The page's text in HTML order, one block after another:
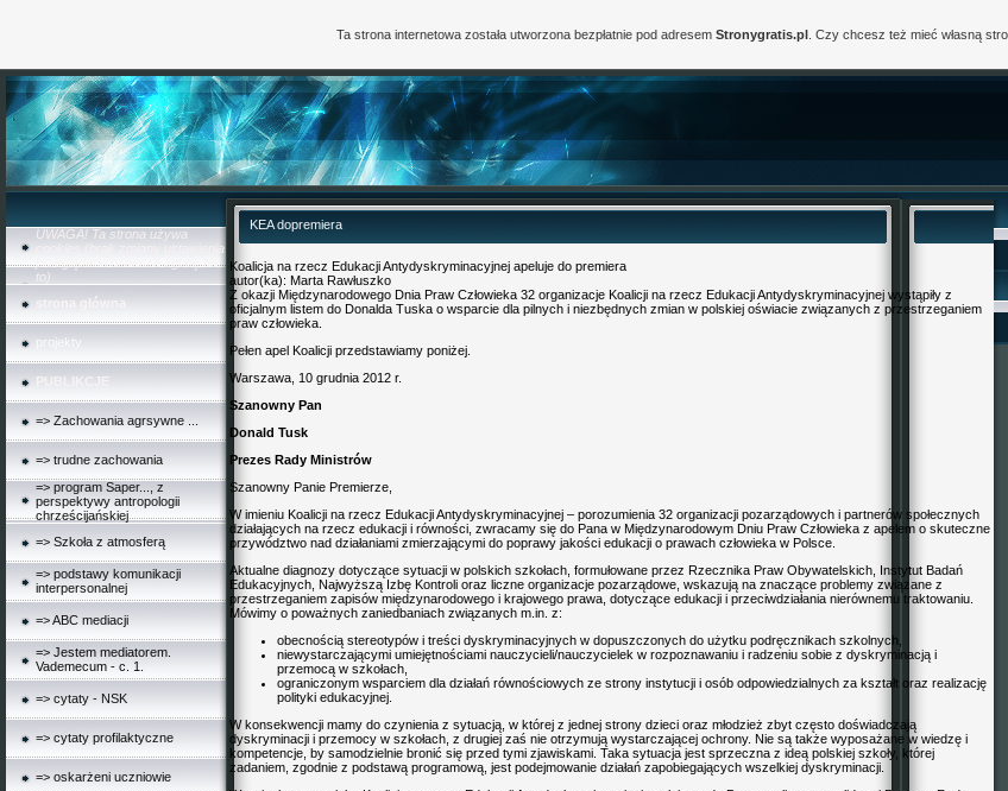
UWAGA! Ta strona używa
cookies (brak zmiany ustawienia
przeglądarki oznacza zgodę na
to)
strona główna
projekty
PUBLIKCJE
=> Zachowania agrsywne ...
=> trudne zachowania
=> program Saper..., z
perspektywy antropologii
chrześcijańskiej
=> Szkoła z atmosferą
=> podstawy komunikacji
interpersonalnej
=> ABC mediacji
=> Jestem mediatorem.
Vademecum - c. 1.
=> cytaty - NSK
=> cytaty profilaktyczne
=> oskarżeni uczniowie
KEA dopremiera
Koalicja na rzecz Edukacji Antydyskryminacyjnej apeluje do premiera
autor(ka): Marta Rawłuszko
Z okazji Międzynarodowego Dnia Praw Człowieka 32 organizacje Koalicji na rzecz Edukacji Antydyskryminacyjnej wystąpiły z
oficjalnym listem do Donalda Tuska o wsparcie dla pilnych i niezbędnych zmian w polskiej oświacie związanych z przestrzeganiem
praw człowieka.
Pełen apel Koalicji przedstawiamy poniżej.
Warszawa, 10 grudnia 2012 r.
Szanowny Pan
Donald Tusk
Prezes Rady Ministrów
Szanowny Panie Premierze,
W imieniu Koalicji na rzecz Edukacji Antydyskryminacyjnej – porozumienia 32 organizacji pozarządowych i partnerów społecznych
działających na rzecz edukacji i równości, zwracamy się do Pana w Międzynarodowym Dniu Praw Człowieka z apelem o skuteczne
przywództwo nad działaniami zmierzającymi do poprawy jakości edukacji o prawach człowieka w Polsce.
Aktualne diagnozy dotyczące sytuacji w polskich szkołach, formułowane przez Rzecznika Praw Obywatelskich, Instytut Badań
Edukacyjnych, Najwyższą Izbę Kontroli oraz liczne organizacje pozarządowe, wskazują na znaczące problemy związane z
przestrzeganiem zapisów międzynarodowego i krajowego prawa, dotyczące edukacji i przeciwdziałania nierównemu traktowaniu.
Mówimy o poważnych zaniedbaniach związanych m.in. z:
obecnością stereotypów i treści dyskryminacyjnych w dopuszczonych do użytku podręcznikach szkolnych,
niewystarczającymi umiejętnościami nauczycieli/nauczycielek w rozpoznawaniu i radzeniu sobie z dyskryminacją i
przemocą w szkołach,
ograniczonym wsparciem dla działań równościowych ze strony instytucji i osób odpowiedzialnych za kształt oraz realizację
polityki edukacyjnej.
W konsekwencji mamy do czynienia z sytuacją, w której z jednej strony dzieci oraz młodzież zbyt często doświadczają
dyskryminacji i przemocy w szkołach, z drugiej zaś nie otrzymują wystarczającej ochrony. Nie są także wyposażane w wiedzę i
kompetencje, by samodzielnie bronić się przed tymi zjawiskami. Taka sytuacja jest sprzeczna z ideą polskiej szkoły, której
zadaniem, zgodnie z podstawą programową, jest podejmowanie działań zapobiegających wszelkiej dyskryminacji.
Ta strona internetowa została utworzona bezpłatnie pod adresem Stronygratis.pl. Czy chcesz też mieć własną